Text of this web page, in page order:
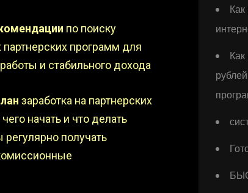
по поиску
программ для
и стабильного дохода
заработка на партнерских
начать и что делать
получать